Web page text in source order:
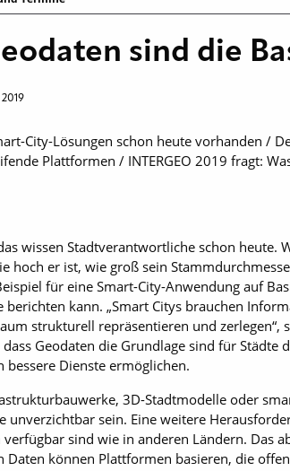
sind die
City-Lösungen schon heute vorhanden /
Plattformen / INTERGEO 2019 fragt:
wissen Stadtverantwortliche schon heute.
hoch er ist, wie groß sein
für eine Smart-City-Anwendung auf
berichten kann. „Smart Citys brauchen
strukturell repräsentieren und
Geodaten die Grundlage sind für
Dienste ermöglichen.
3D-Stadtmodelle oder
unverzichtbar sein. Eine weitere
sind wie in anderen Ländern. Das
Daten können Plattformen basieren, die